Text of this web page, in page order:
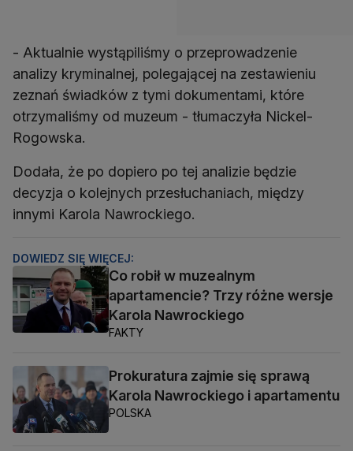
- Aktualnie wystąpiliśmy o przeprowadzenie
analizy kryminalnej, polegającej na zestawieniu
zeznań świadków z tymi dokumentami, które
otrzymaliśmy od muzeum - tłumaczyła Nickel-
Rogowska.
Dodała, że po dopiero po tej analizie będzie
decyzja o kolejnych przesłuchaniach, między
innymi Karola Nawrockiego.
DOWIEDZ SIĘ WIĘCEJ:
Co robił w muzealnym
apartamencie? Trzy różne wersje
Karola Nawrockiego
FAKTY
Prokuratura zajmie się sprawą
Karola Nawrockiego i apartamentu
POLSKA